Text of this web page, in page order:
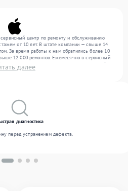
центр по ремонту и обслуживанию
от 10 лет. В штате компании — свыше 14
За время работы к нам обратились более 10
12 000 ремонтов. Ежемесячно в сервисный
включая , , . Мы устраняем поломки любой
обслуживания благодаря использованию
далее
диагностика
перед устранением дефекта.